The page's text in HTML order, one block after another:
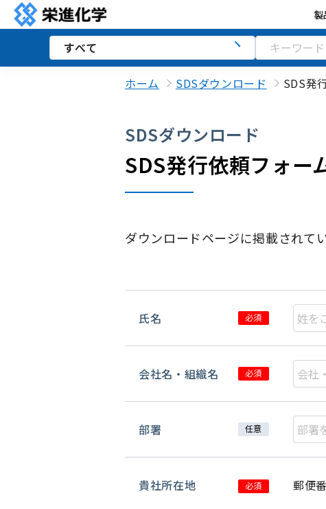
製
ホーム SDSダウンロード SDS発
SDSダウンロード
SDS発行依頼フォー
ダウンロードページに掲載されて
氏名 必須
会社名・組織名 必須
部署 任意
貴社所在地 必須 郵便